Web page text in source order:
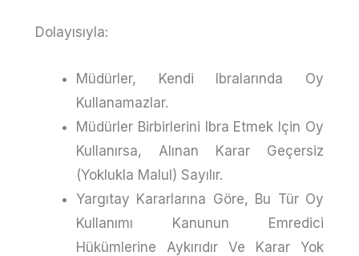
Dolayısıyla:
Müdürler, Kendi Ibralarında Oy
Kullanamazlar.
Müdürler Birbirlerini Ibra Etmek Için Oy
Kullanırsa, Alınan Karar Geçersiz
(yoklukla Malul) Sayılır.
Yargıtay Kararlarına Göre, Bu Tür Oy
Kullanımı Kanunun Emredici
Hükümlerine Aykırıdır Ve Karar Yok